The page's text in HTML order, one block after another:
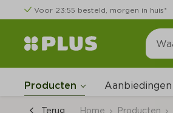
Voor 23:55 besteld, morgen in huis*
Producten Aanbiedingen
Terug Home Producten